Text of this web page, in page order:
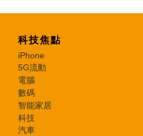
科技焦點
iPhone
5G流動
電腦
數碼
智能家居
科技
汽車